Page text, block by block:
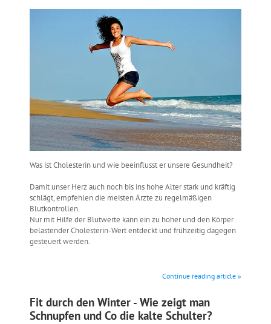
Was ist Cholesterin und wie beeinflusst er unsere Gesundheit?
Damit unser Herz auch noch bis ins hohe Alter stark und kräftig
schlägt, empfehlen die meisten Ärzte zu regelmäßigen
Blutkontrollen.
Nur mit Hilfe der Blutwerte kann ein zu hoher und den Körper
belastender Cholesterin-Wert entdeckt und frühzeitig dagegen
gesteuert werden.
Continue reading article »
Fit durch den Winter - Wie zeigt man
Schnupfen und Co die kalte Schulter?